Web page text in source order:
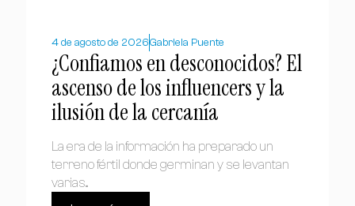
4 de agosto de 2026Gabriela Puente
¿Confiamos en desconocidos? El
ascenso de los influencers y la
ilusión de la cercanía
La era de la información ha preparado un
terreno fértil donde germinan y se levantan
varias...